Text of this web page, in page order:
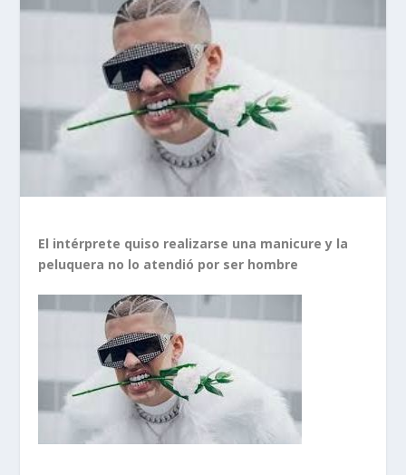
El intérprete quiso realizarse una manicure y la
peluquera no lo atendió por ser hombre